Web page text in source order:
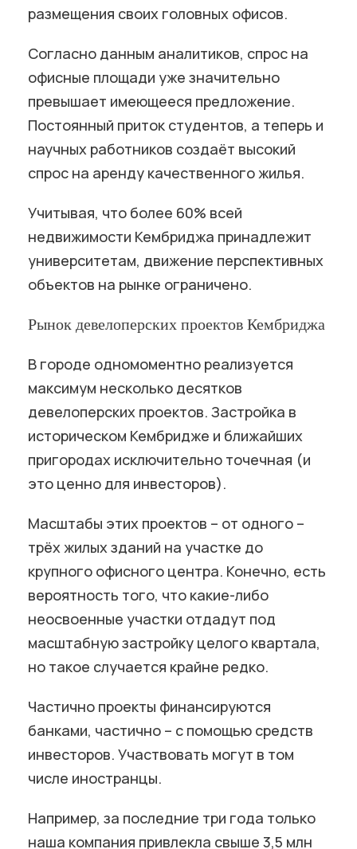
размещения своих головных офисов.
Согласно данным аналитиков, спрос на
офисные площади уже значительно
превышает имеющееся предложение.
Постоянный приток студентов, а теперь и
научных работников создаёт высокий
спрос на аренду качественного жилья.
Учитывая, что более 60% всей
недвижимости Кембриджа принадлежит
университетам, движение перспективных
объектов на рынке ограничено.
Рынок девелоперских проектов Кембриджа
В городе одномоментно реализуется
максимум несколько десятков
девелоперских проектов. Застройка в
историческом Кембридже и ближайших
пригородах исключительно точечная (и
это ценно для инвесторов).
Масштабы этих проектов – от одного –
трёх жилых зданий на участке до
крупного офисного центра. Конечно, есть
вероятность того, что какие-либо
неосвоенные участки отдадут под
масштабную застройку целого квартала,
но такое случается крайне редко.
Частично проекты финансируются
банками, частично – с помощью средств
инвесторов. Участвовать могут в том
числе иностранцы.
Например, за последние три года только
наша компания привлекла свыше 3,5 млн